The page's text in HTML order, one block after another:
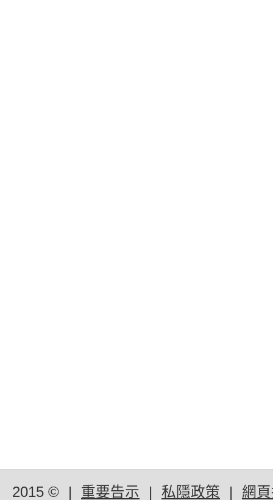
2015 © | 重要告示 | 私隱政策 | 網